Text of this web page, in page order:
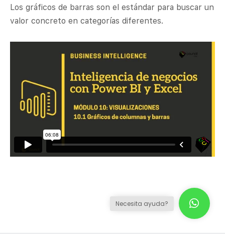
Los gráficos de barras son el estándar para buscar un
valor concreto en categorías diferentes.
Necesita ayuda?